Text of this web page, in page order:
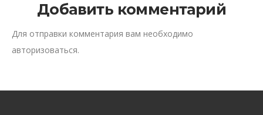
Добавить комментарий
Для отправки комментария вам необходимо
авторизоваться.